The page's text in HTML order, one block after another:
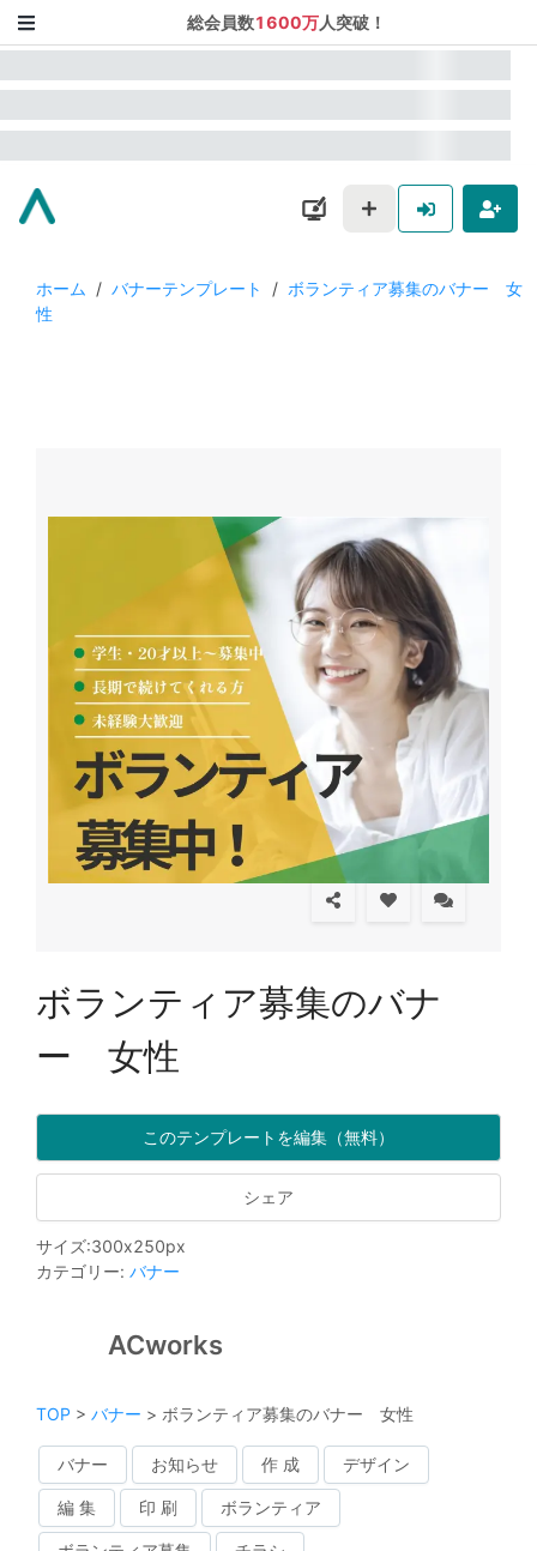
総会員数1600万人突破！
ホーム / バナーテンプレート / ボランティア募集のバナー 女
性
ボランティア募集のバナ
ー 女性
このテンプレートを編集（無料）
シェア
サイズ:300x250px
カテゴリー: バナー
ACworks
TOP > バナー > ボランティア募集のバナー 女性
バナー お知らせ 作 成 デザイン
編 集 印 刷 ボランティア